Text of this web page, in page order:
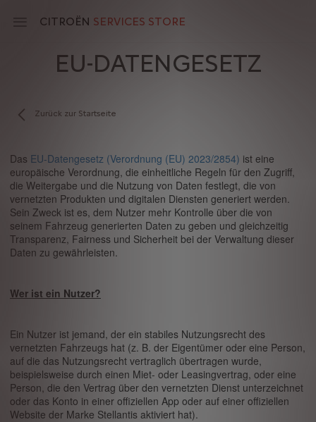
CITROËN SERVICES STORE
EU-DATENGESETZ
Zurück zur Startseite
Das EU-Datengesetz (Verordnung (EU) 2023/2854) ist eine
europäische Verordnung, die einheitliche Regeln für den Zugriff,
die Weitergabe und die Nutzung von Daten festlegt, die von
vernetzten Produkten und digitalen Diensten generiert werden.
Sein Zweck ist es, dem Nutzer mehr Kontrolle über die von
seinem Fahrzeug generierten Daten zu geben und gleichzeitig
Transparenz, Fairness und Sicherheit bei der Verwaltung dieser
Daten zu gewährleisten.
Wer ist ein Nutzer?
Ein Nutzer ist jemand, der ein stabiles Nutzungsrecht des
vernetzten Fahrzeugs hat (z. B. der Eigentümer oder eine Person,
auf die das Nutzungsrecht vertraglich übertragen wurde,
beispielsweise durch einen Miet- oder Leasingvertrag, oder eine
Person, die den Vertrag über den vernetzten Dienst unterzeichnet
oder das Konto in einer offiziellen App oder auf einer offiziellen
Website der Marke Stellantis aktiviert hat).